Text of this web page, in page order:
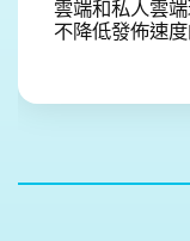
雲端和私人雲
不降低發佈速